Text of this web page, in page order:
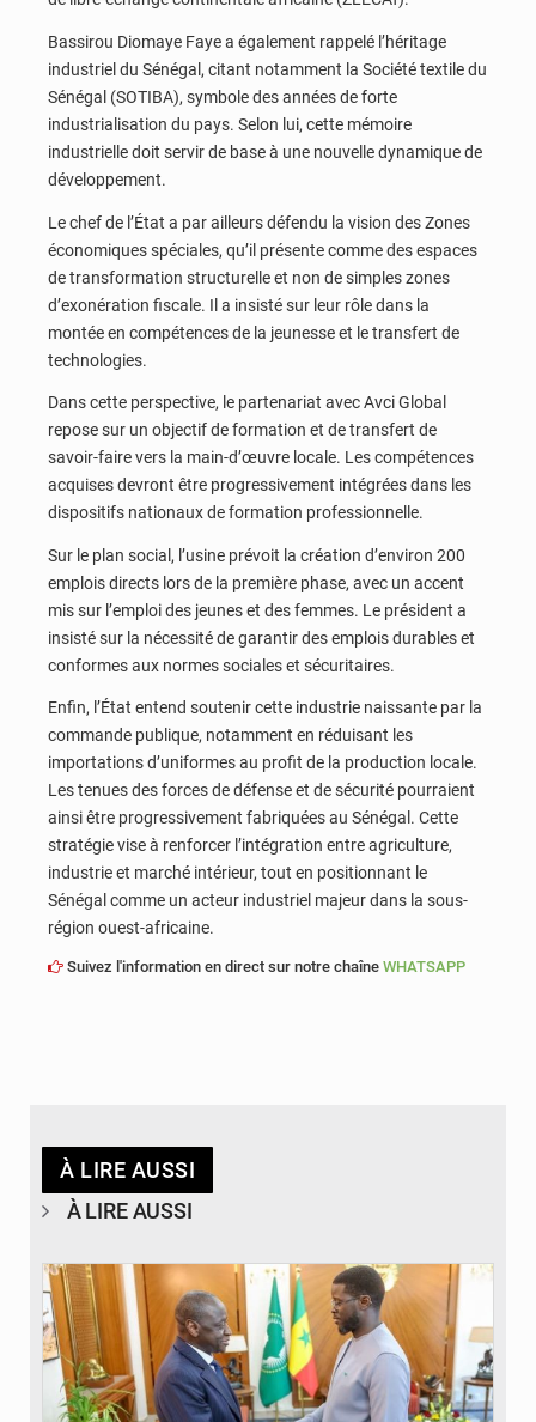
Bassirou Diomaye Faye a également rappelé l’héritage
industriel du Sénégal, citant notamment la Société textile du
Sénégal (SOTIBA), symbole des années de forte
industrialisation du pays. Selon lui, cette mémoire
industrielle doit servir de base à une nouvelle dynamique de
développement.
Le chef de l’État a par ailleurs défendu la vision des Zones
économiques spéciales, qu’il présente comme des espaces
de transformation structurelle et non de simples zones
d’exonération fiscale. Il a insisté sur leur rôle dans la
montée en compétences de la jeunesse et le transfert de
technologies.
Dans cette perspective, le partenariat avec Avci Global
repose sur un objectif de formation et de transfert de
savoir-faire vers la main-d’œuvre locale. Les compétences
acquises devront être progressivement intégrées dans les
dispositifs nationaux de formation professionnelle.
Sur le plan social, l’usine prévoit la création d’environ 200
emplois directs lors de la première phase, avec un accent
mis sur l’emploi des jeunes et des femmes. Le président a
insisté sur la nécessité de garantir des emplois durables et
conformes aux normes sociales et sécuritaires.
Enfin, l’État entend soutenir cette industrie naissante par la
commande publique, notamment en réduisant les
importations d’uniformes au profit de la production locale.
Les tenues des forces de défense et de sécurité pourraient
ainsi être progressivement fabriquées au Sénégal. Cette
stratégie vise à renforcer l’intégration entre agriculture,
industrie et marché intérieur, tout en positionnant le
Sénégal comme un acteur industriel majeur dans la sous-
région ouest-africaine.
Suivez l'information en direct sur notre chaîne WHATSAPP
À LIRE AUSSI
À LIRE AUSSI